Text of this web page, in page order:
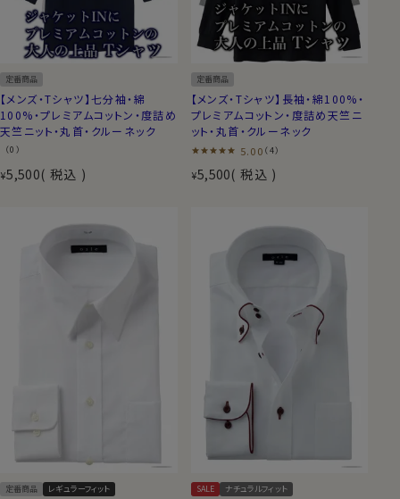
定番商品
【メンズ・Tシャツ】七分袖・綿
100%・プレミアムコットン・度詰め
天竺ニット・丸首・クルーネック
（0）
¥5,500 税込
定番商品
【メンズ・Tシャツ】長袖・綿100%・
プレミアムコットン・度詰め天竺ニ
ット・丸首・クルーネック
5.00 （4）
¥5,500 税込
定番商品 レギュラーフィット SALE ナチュラルフィット